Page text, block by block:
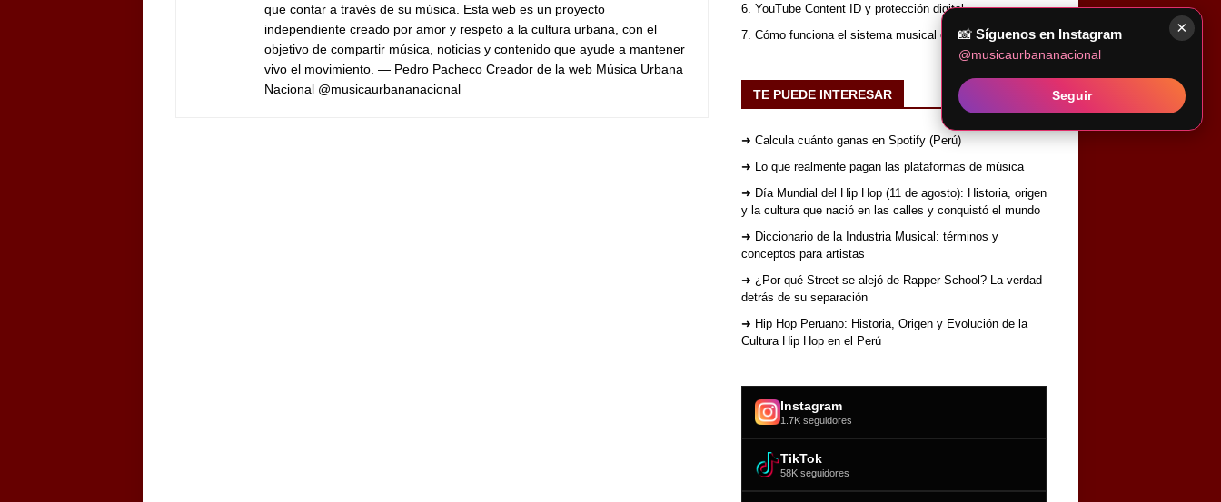
que contar a través de su música. Esta web es un proyecto
independiente creado por amor y respeto a la cultura urbana, con el
objetivo de compartir música, noticias y contenido que ayude a mantener
vivo el movimiento. — Pedro Pacheco Creador de la web Música Urbana
Nacional @musicaurbananacional
6. YouTube Content ID y protección digital
7. Cómo funciona el sistema musical completo
TE PUEDE INTERESAR
➜ Calcula cuánto ganas en Spotify (Perú)
➜ Lo que realmente pagan las plataformas de música
➜ Día Mundial del Hip Hop (11 de agosto): Historia, origen
y la cultura que nació en las calles y conquistó el mundo
➜ Diccionario de la Industria Musical: términos y
conceptos para artistas
➜ ¿Por qué Street se alejó de Rapper School? La verdad
detrás de su separación
➜ Hip Hop Peruano: Historia, Origen y Evolución de la
Cultura Hip Hop en el Perú
Instagram
1.7K seguidores
TikTok
58K seguidores
×
📸 Síguenos en Instagram
@musicaurbananacional
Seguir